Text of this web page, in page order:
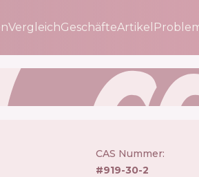
VergleichGeschäfteArtikel
CAS Nummer:
#919-30-2